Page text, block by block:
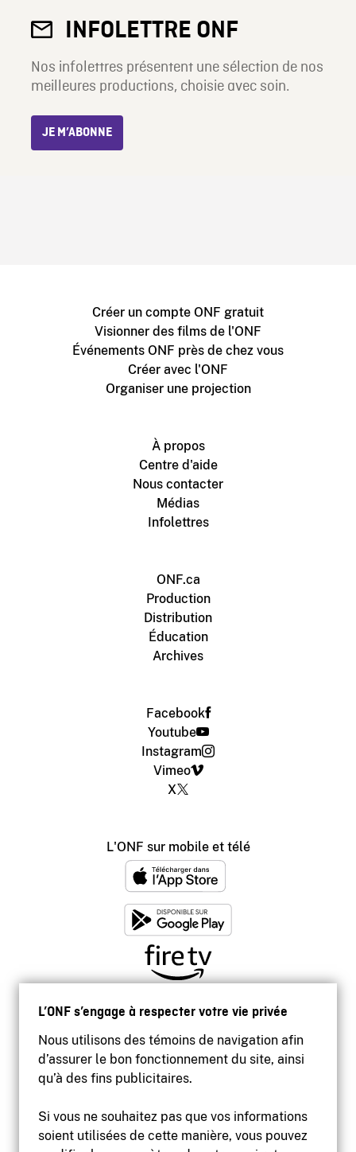
L’ONF s’engage à respecter votre vie privée
Nous utilisons des témoins de navigation afin
d’assurer le bon fonctionnement du site, ainsi
qu’à des fins publicitaires.
Si vous ne souhaitez pas que vos informations
soient utilisées de cette manière, vous pouvez
INFOLETTRE ONF
Nos infolettres présentent une sélection de nos
meilleures productions, choisie avec soin.
JE M’ABONNE
Créer un compte ONF gratuit
Visionner des films de l'ONF
Événements ONF près de chez vous
Créer avec l'ONF
Organiser une projection
À propos
Centre d'aide
Nous contacter
Médias
Infolettres
ONF.ca
Production
Distribution
Éducation
Archives
Facebook
Youtube
Instagram
Vimeo
X
L'ONF sur mobile et télé